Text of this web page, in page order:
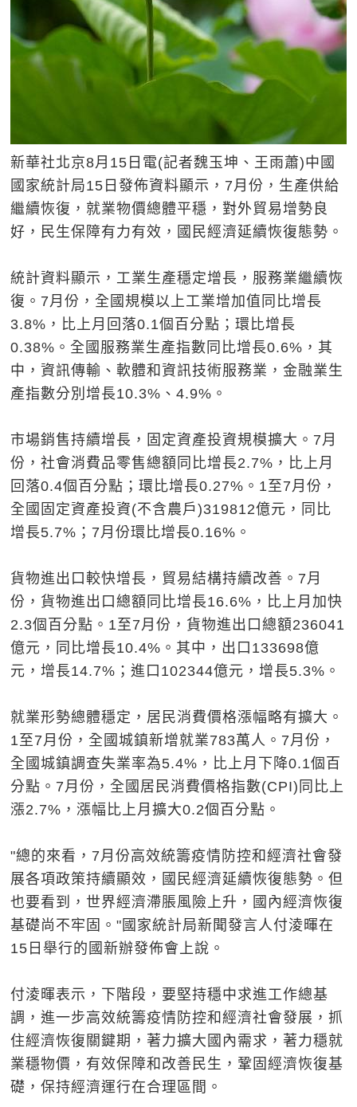
新華社北京8月15日電(記者魏玉坤、王雨蕭)中國
國家統計局15日發佈資料顯示，7月份，生產供給
繼續恢復，就業物價總體平穩，對外貿易增勢良
好，民生保障有力有效，國民經濟延續恢復態勢。
統計資料顯示，工業生產穩定增長，服務業繼續恢
復。7月份，全國規模以上工業增加值同比增長
3.8%，比上月回落0.1個百分點；環比增長
0.38%。全國服務業生產指數同比增長0.6%，其
中，資訊傳輸、軟體和資訊技術服務業，金融業生
產指數分別增長10.3%、4.9%。
市場銷售持續增長，固定資產投資規模擴大。7月
份，社會消費品零售總額同比增長2.7%，比上月
回落0.4個百分點；環比增長0.27%。1至7月份，
全國固定資產投資(不含農戶)319812億元，同比
增長5.7%；7月份環比增長0.16%。
貨物進出口較快增長，貿易結構持續改善。7月
份，貨物進出口總額同比增長16.6%，比上月加快
2.3個百分點。1至7月份，貨物進出口總額236041
億元，同比增長10.4%。其中，出口133698億
元，增長14.7%；進口102344億元，增長5.3%。
就業形勢總體穩定，居民消費價格漲幅略有擴大。
1至7月份，全國城鎮新增就業783萬人。7月份，
全國城鎮調查失業率為5.4%，比上月下降0.1個百
分點。7月份，全國居民消費價格指數(CPI)同比上
漲2.7%，漲幅比上月擴大0.2個百分點。
"總的來看，7月份高效統籌疫情防控和經濟社會發
展各項政策持續顯效，國民經濟延續恢復態勢。但
也要看到，世界經濟滯脹風險上升，國內經濟恢復
基礎尚不牢固。"國家統計局新聞發言人付淩暉在
15日舉行的國新辦發佈會上說。
付淩暉表示，下階段，要堅持穩中求進工作總基
調，進一步高效統籌疫情防控和經濟社會發展，抓
住經濟恢復關鍵期，著力擴大國內需求，著力穩就
業穩物價，有效保障和改善民生，鞏固經濟恢復基
礎，保持經濟運行在合理區間。